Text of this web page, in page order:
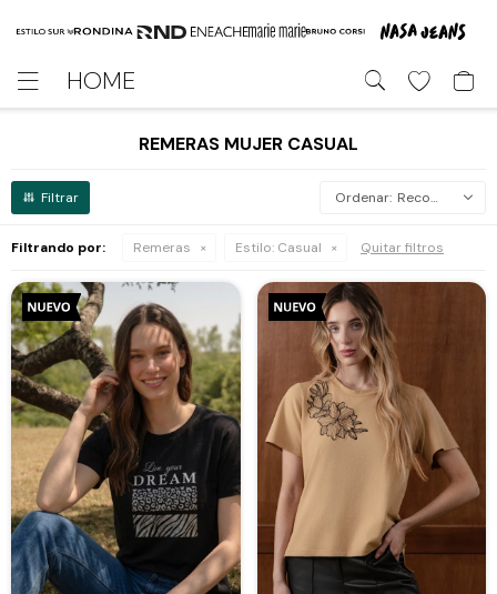
HOME

REMERAS MUJER CASUAL
Recomendados
Filtrando por: Remeras Estilo: Casual Quitar filtros